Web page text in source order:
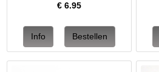
€ 6.95